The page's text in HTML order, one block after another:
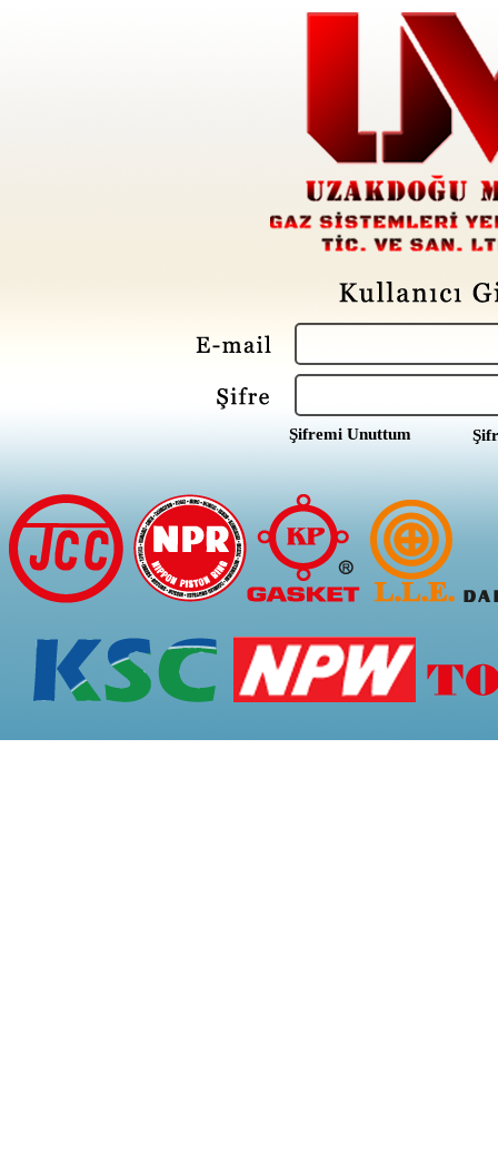
Şifremi Unuttum